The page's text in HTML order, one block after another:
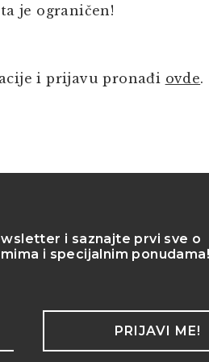
je ograničen!
i prijavu pronađi ovde.
i saznajte prvi sve o
i specijalnim
PRIJAVI ME!